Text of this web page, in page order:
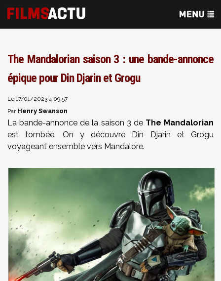
The Mandalorian saison 3 : une bande-annonce
épique pour Din Djarin et Grogu
Le 17/01/2023 à 09:57
Par Henry Swanson
La bande-annonce de la saison 3 deThe Mandalorian
est tombée. On y découvre Din Djarin et Grogu
voyageant ensemble vers Mandalore.